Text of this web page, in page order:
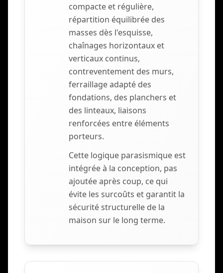
compacte et régulière,
répartition équilibrée des
masses dès l'esquisse,
chaînages horizontaux et
verticaux continus,
contreventement des murs,
ferraillage adapté des
fondations, des planchers et
des linteaux, liaisons
renforcées entre éléments
porteurs.
Cette logique parasismique est
intégrée à la conception, pas
ajoutée après coup, ce qui
évite les surcoûts et garantit la
sécurité structurelle de la
maison sur le long terme.